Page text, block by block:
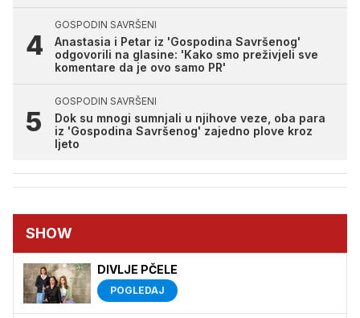
GOSPODIN SAVRŠENI
Anastasia i Petar iz 'Gospodina Savršenog'
odgovorili na glasine: 'Kako smo preživjeli sve
komentare da je ovo samo PR'
GOSPODIN SAVRŠENI
Dok su mnogi sumnjali u njihove veze, oba para
iz 'Gospodina Savršenog' zajedno plove kroz
ljeto
SHOW
DIVLJE PČELE
POGLEDAJ